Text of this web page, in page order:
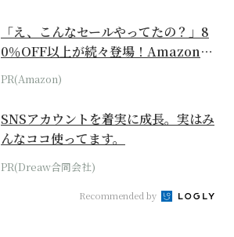
「え、こんなセールやってたの？」8
0％OFF以上が続々登場！Amazonの
本気が...
PR(Amazon)
SNSアカウントを着実に成長。実はみ
んなココ使ってます。
PR(Dreaw合同会社)
Recommended by